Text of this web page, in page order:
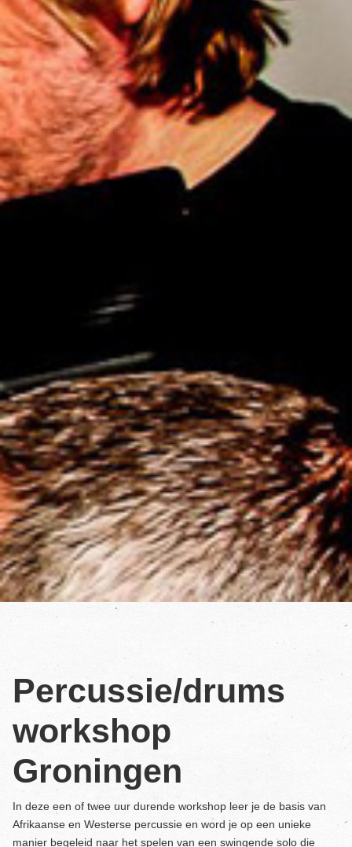
Percussie/drums
workshop
Groningen
In deze een of twee uur durende workshop leer je de basis van
Afrikaanse en Westerse percussie en word je op een unieke
manier begeleid naar het spelen van een swingende solo die